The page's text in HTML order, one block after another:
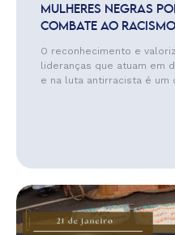
MULHERES NEGRAS
COMBATE AO
O reconhecimento e
lideranças que atuam em
e na luta antirracista é um